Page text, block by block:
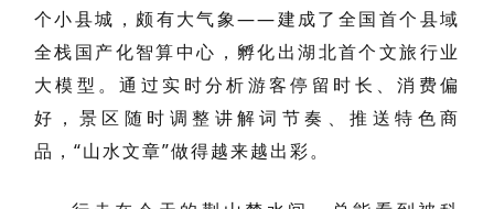
个小县城，颇有大气象——建成了全国首个县域
全栈国产化智算中心，孵化出湖北首个文旅行业
大模型。通过实时分析游客停留时长、消费偏
好，景区随时调整讲解词节奏、推送特色商
品，“山水文章”做得越来越出彩。